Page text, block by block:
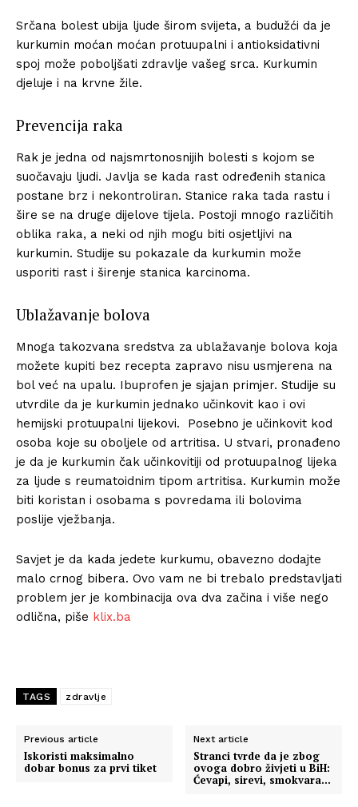
Srčana bolest ubija ljude širom svijeta, a budužći da je
kurkumin moćan moćan protuupalni i antioksidativni
spoj može poboljšati zdravlje vašeg srca. Kurkumin
djeluje i na krvne žile.
Prevencija raka
Rak je jedna od najsmrtonosnijih bolesti s kojom se
suočavaju ljudi. Javlja se kada rast određenih stanica
postane brz i nekontroliran. Stanice raka tada rastu i
šire se na druge dijelove tijela. Postoji mnogo različitih
oblika raka, a neki od njih mogu biti osjetljivi na
kurkumin. Studije su pokazale da kurkumin može
usporiti rast i širenje stanica karcinoma.
Ublažavanje bolova
Mnoga takozvana sredstva za ublažavanje bolova koja
možete kupiti bez recepta zapravo nisu usmjerena na
bol već na upalu. Ibuprofen je sjajan primjer. Studije su
utvrdile da je kurkumin jednako učinkovit kao i ovi
hemijski protuupalni lijekovi. Posebno je učinkovit kod
osoba koje su oboljele od artritisa. U stvari, pronađeno
je da je kurkumin čak učinkovitiji od protuupalnog lijeka
za ljude s reumatoidnim tipom artritisa. Kurkumin može
biti koristan i osobama s povredama ili bolovima
poslije vježbanja.
Savjet je da kada jedete kurkumu, obavezno dodajte
malo crnog bibera. Ovo vam ne bi trebalo predstavljati
problem jer je kombinacija ova dva začina i više nego
odlična, piše klix.ba
TAGS zdravlje
Previous article
Iskoristi maksimalno
dobar bonus za prvi tiket
Next article
Stranci tvrde da je zbog
ovoga dobro živjeti u BiH:
Ćevapi, sirevi, smokvara…